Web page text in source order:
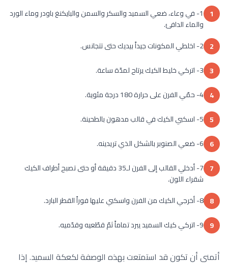
1
1- في وعاء، ضعي السميد والسكر والسمن والبايكنغ باودر وماء الورد
والماء الدافئ.
2 2- اخلطي المكونات جيداً بيديك حتى تتجانس.
3 3- اتركي خليط الكيك يرتاح لمدّة ساعة.
4 4- حمّي الفرن على حرارة 180 درجة مئوية.
5 5- اسكبي الكيك في قالب مدهون بالطحينة.
6 6- ضعي الصنوبر بالشكل الذي تريدينه.
7
7- أدخلي القالب إلى الفرن لـ35 دقيقة أو حتى تصبح أطراف الكيك
شقراء اللون.
8 8- أخرجي الكيك من الفرن واسكبي عليها فوراً القطر البارد.
9 9- اتركي كيك السميد يبرد تماماً ثمّ قطّعيه وقدّميه.
أتمنى أن تكون قد استمتعت بهذه الوصفة لكعكة السميد. إذا